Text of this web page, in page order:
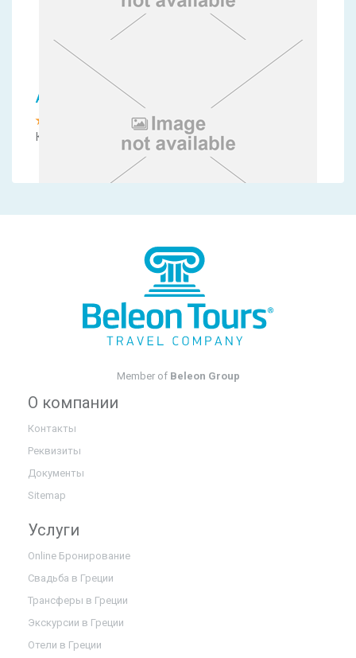
Aeolos Beach Resort-Corfu
Корфу, Перама
Member of Beleon Group
О компании
Контакты
Реквизиты
Документы
Sitemap
Услуги
Online Бронирование
Свадьба в Греции
Трансферы в Греции
Экскурсии в Греции
Отели в Греции